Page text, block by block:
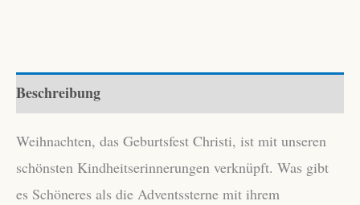
Beschreibung
Weihnachten, das Geburtsfest Christi, ist mit unseren
schönsten Kindheitserinnerungen verknüpft. Was gibt
es Schöneres als die Adventssterne mit ihrem